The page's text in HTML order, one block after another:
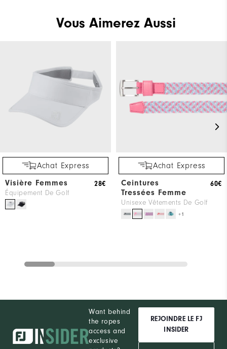
Vous Aimerez Aussi
Achat Express
Visière Femmes
Équipement De Golf
28€
Achat Express
Ceintures
Tressées Femme
Unisexe Vêtements De Golf
+1
60€
Want behind
the ropes
access and
exclusive
REJOINDRE LE FJ
INSIDER